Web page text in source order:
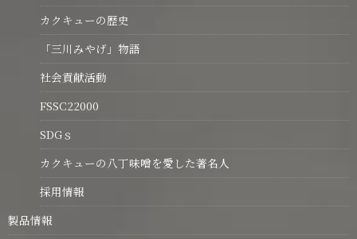
カクキューの歴史
「三川みやげ」物語
社会貢献活動
FSSC22000
SDGｓ
カクキューの八丁味噌を愛した著名人
採用情報
製品情報